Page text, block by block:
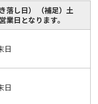
落し日） （補足）土
業日となります。
日
日